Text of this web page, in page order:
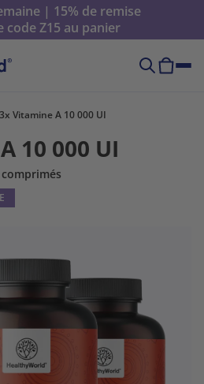
| 15% de remise
codeZ15 au panier
3x Vitamine A 10 000 UI
10 000 UI